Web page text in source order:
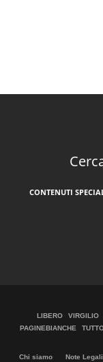
CONTENUTI
LIBERO VIRGILIO
PAGINEBIANCHE
Chi siamo Note Legali